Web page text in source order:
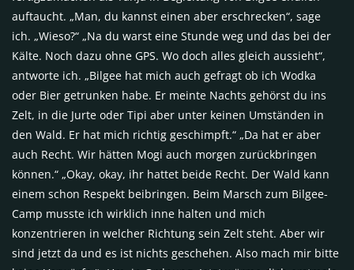
auftaucht. „Man, du kannst einen aber erschrecken“, sage
ich. „Wieso?“ „Na du warst eine Stunde weg und das bei der
Kälte. Noch dazu ohne GPS. Wo doch alles gleich aussieht“,
antworte ich. „Bilgee hat mich auch gefragt ob ich Wodka
oder Bier getrunken habe. Er meinte Nachts gehörst du ins
Zelt, in die Jurte oder Tipi aber unter keinen Umständen in
den Wald. Er hat mich richtig geschimpft.“ „Da hat er aber
auch Recht. Wir hätten Mogi auch morgen zurückbringen
können.“ „Okay, okay, ihr hattet beide Recht. Der Wald kann
einem schon Respekt beibringen. Beim Marsch zum Bilgee-
Camp musste ich wirklich inne halten und mich
konzentrieren in welcher Richtung sein Zelt steht. Aber wir
sind jetzt da und es ist nichts geschehen. Also mach mir bitte